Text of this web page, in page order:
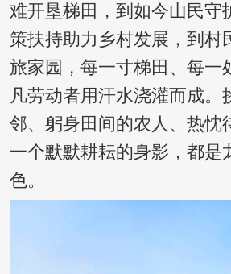
难开垦梯田，到如今山民守
策扶持助力乡村发展，到村
旅家园，每一寸梯田、每一
凡劳动者用汗水浇灌而成。
邻、躬身田间的农人、热忱
一个默默耕耘的身影，都是
色。